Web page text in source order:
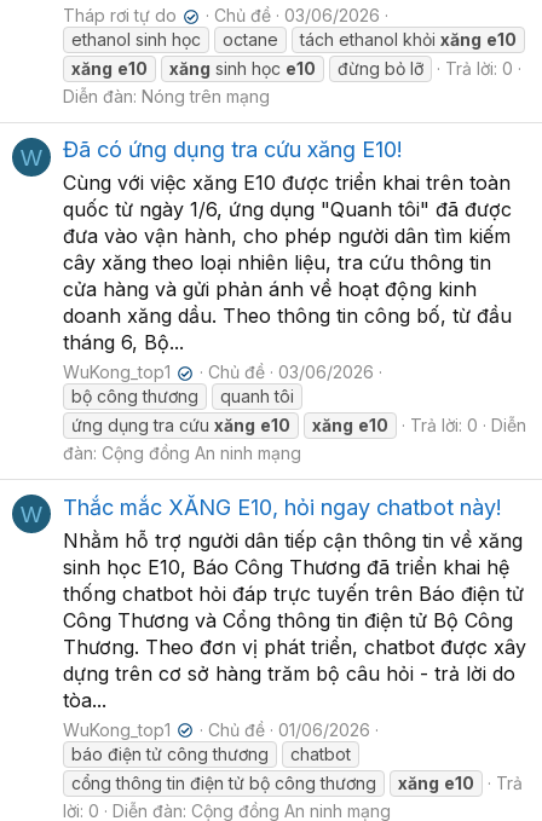
Tháp rơi tự do ✔ Chủ đề
03/06/2026
ethanol sinh học
octane tách ethanol khỏi xăng e10
xăng e10 xăng sinh học e10 đừng bỏ lỡ
Trả lời: 0
Diễn đàn: Nóng trên mạng
W Đã có ứng dụng tra cứu xăng E10!
Cùng với việc xăng E10 được triển khai trên toàn
quốc từ ngày 1/6, ứng dụng "Quanh tôi" đã được
đưa vào vận hành, cho phép người dân tìm kiếm
cây xăng theo loại nhiên liệu, tra cứu thông tin
cửa hàng và gửi phản ánh về hoạt động kinh
doanh xăng dầu. Theo thông tin công bố, từ đầu
tháng 6, Bộ...
WuKong_top1 ✔ Chủ đề
03/06/2026
bộ công thương
quanh tôi
ứng dụng tra cứu xăng e10 xăng e10 Trả lời: 0
Diễn
đàn: Cộng đồng An ninh mạng
W Thắc mắc XĂNG E10, hỏi ngay chatbot này!
Nhằm hỗ trợ người dân tiếp cận thông tin về xăng
sinh học E10, Báo Công Thương đã triển khai hệ
thống chatbot hỏi đáp trực tuyến trên Báo điện tử
Công Thương và Cổng thông tin điện tử Bộ Công
Thương. Theo đơn vị phát triển, chatbot được xây
dựng trên cơ sở hàng trăm bộ câu hỏi - trả lời do
tòa...
WuKong_top1 ✔ Chủ đề
01/06/2026
báo điện tử công thương
chatbot
cổng thông tin điện tử bộ công thương
xăng e10
Trả
lời: 0
Diễn đàn: Cộng đồng An ninh mạng